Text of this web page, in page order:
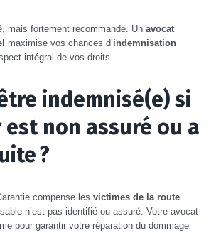
mais fortement recommandé. Un avocat
maximise vos chances d’indemnisation
intégral de vos droits.
indemnisé(e) si
est non assuré ou a
?
compense les victimes de la route
n’est pas identifié ou assuré. Votre avocat
pour garantir votre réparation du dommage